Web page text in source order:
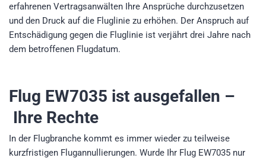
erfahrenen Vertragsanwälten Ihre Ansprüche durchzusetzen
und den Druck auf die Fluglinie zu erhöhen. Der Anspruch auf
Entschädigung gegen die Fluglinie ist verjährt drei Jahre nach
dem betroffenen Flugdatum.
Flug EW7035 ist ausgefallen –
Ihre Rechte
In der Flugbranche kommt es immer wieder zu teilweise
kurzfristigen Flugannullierungen. Wurde Ihr Flug EW7035 nur